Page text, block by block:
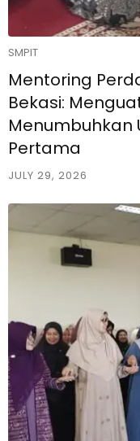
SMPIT
Mentoring
Bekasi:
Menumbuhkan
Pertama
JULY 29, 2026